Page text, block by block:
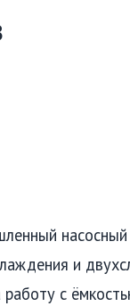
насосный
и
с